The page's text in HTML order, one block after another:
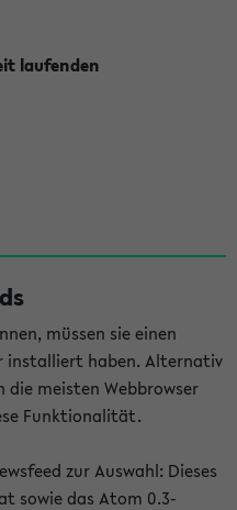
laufenden
müssen sie einen
installiert haben. Alternativ
die meisten Webbrowser
Funktionalität.
zur Auswahl: Dieses
sowie das Atom 0.3-